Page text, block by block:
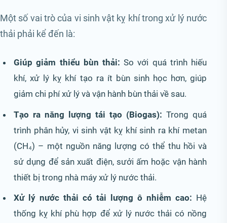
Một số vai trò của vi sinh vật kỵ khí trong xử lý nước
thải phải kể đến là:
Giúp giảm thiểu bùn thải:So với quá trình hiếu
khí, xử lý kỵ khí tạo ra ít bùn sinh học hơn, giúp
giảm chi phí xử lý và vận hành bùn thải về sau.
Tạo ra năng lượng tái tạo (Biogas):Trong quá
trình phân hủy, vi sinh vật kỵ khí sinh ra khí metan
(CH₄) – một nguồn năng lượng có thể thu hồi và
sử dụng để sản xuất điện, sưởi ấm hoặc vận hành
thiết bị trong nhà máy xử lý nước thải.
Xử lý nước thải có tải lượng ô nhiễm cao: Hệ
thống kỵ khí phù hợp để xử lý nước thải có nồng